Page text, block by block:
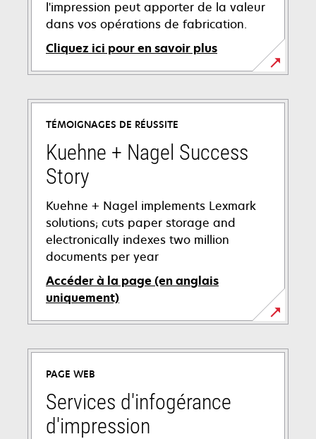
l'impression peut apporter de la valeur
dans vos opérations de fabrication.
Cliquez ici pour en savoir plus
TÉMOIGNAGES DE RÉUSSITE
Kuehne + Nagel Success
Story
Kuehne + Nagel implements Lexmark
solutions; cuts paper storage and
electronically indexes two million
documents per year
Accéder à la page (en anglais
uniquement)
s’ouvre
dans
nouvel
onglet
PAGE WEB
Services d'infogérance
d'impression